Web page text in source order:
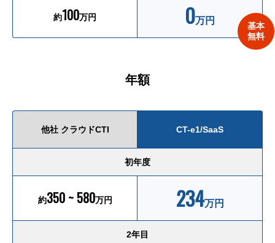
約100万円 0万円
基本
無料
年額
他社 クラウドCTI CT-e1/SaaS
初年度
約350 ~ 580万円 234万円
2年目